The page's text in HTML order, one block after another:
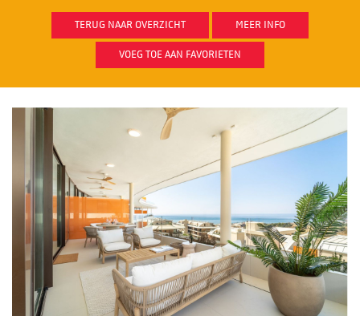
TERUG NAAR OVERZICHT MEER INFO
VOEG TOE AAN FAVORIETEN